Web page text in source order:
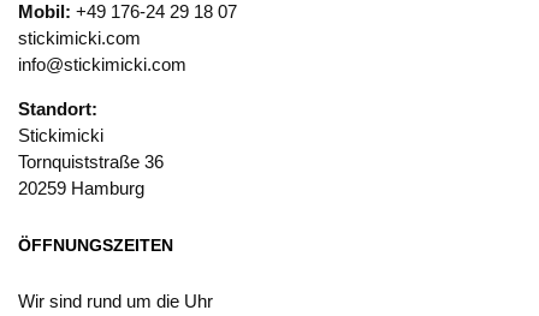
Mobil: +49 176-24 29 18 07
stickimicki.com
info@stickimicki.com
Standort:
Stickimicki
Tornquiststraße 36
20259 Hamburg
ÖFFNUNGSZEITEN
Wir sind rund um die Uhr